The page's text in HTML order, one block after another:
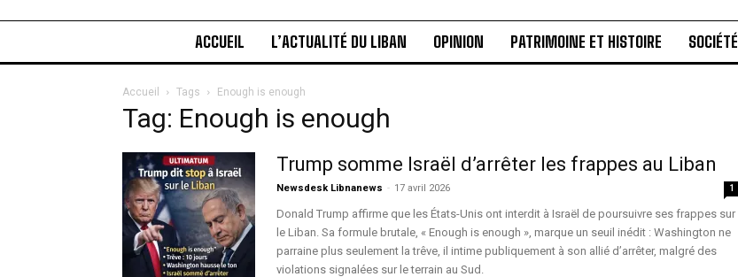
ACCUEIL L’ACTUALITÉ DU LIBAN OPINION PATRIMOINE ET HISTOIRE SOCIÉTÉ
Accueil Tags Enough is enough
Tag: Enough is enough
Trump somme Israël d’arrêter les frappes au Liban
Newsdesk Libnanews - 17 avril 2026 1
Donald Trump affirme que les États-Unis ont interdit à Israël de poursuivre ses frappes sur
le Liban. Sa formule brutale, « Enough is enough », marque un seuil inédit : Washington ne
parraine plus seulement la trêve, il intime publiquement à son allié d’arrêter, malgré des
violations signalées sur le terrain au Sud.